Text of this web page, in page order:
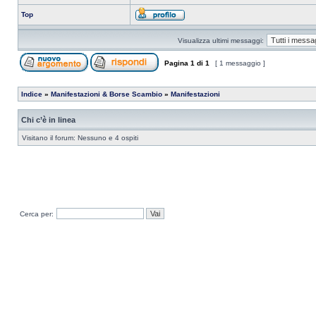
Top
Visualizza ultimi messaggi:
Pagina 1 di 1 [ 1 messaggio ]
Indice » Manifestazioni & Borse Scambio » Manifestazioni
Chi c’è in linea
Visitano il forum: Nessuno e 4 ospiti
Cerca per: